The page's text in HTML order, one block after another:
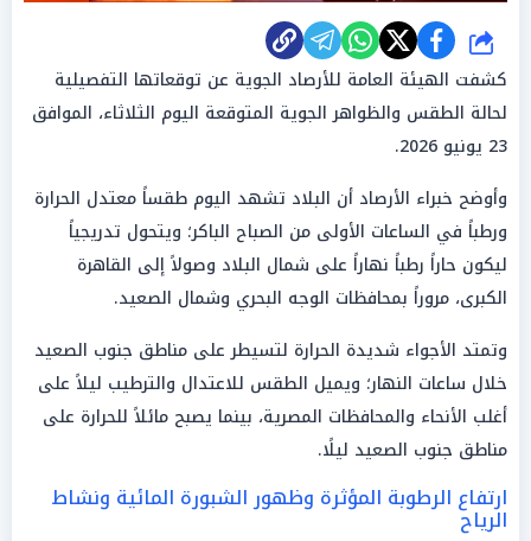
شارك
كشفت الهيئة العامة للأرصاد الجوية عن توقعاتها التفصيلية
لحالة الطقس والظواهر الجوية المتوقعة اليوم الثلاثاء، الموافق
23 يونيو 2026.
وأوضح خبراء الأرصاد أن البلاد تشهد اليوم طقساً معتدل الحرارة
ورطباً في الساعات الأولى من الصباح الباكر؛ ويتحول تدريجياً
ليكون حاراً رطباً نهاراً على شمال البلاد وصولاً إلى القاهرة
الكبرى، مروراً بمحافظات الوجه البحري وشمال الصعيد.
وتمتد الأجواء شديدة الحرارة لتسيطر على مناطق جنوب الصعيد
خلال ساعات النهار؛ ويميل الطقس للاعتدال والترطيب ليلاً على
أغلب الأنحاء والمحافظات المصرية، بينما يصبح مائلاً للحرارة على
مناطق جنوب الصعيد ليلًا.
ارتفاع الرطوبة المؤثرة وظهور الشبورة المائية ونشاط
الرياح